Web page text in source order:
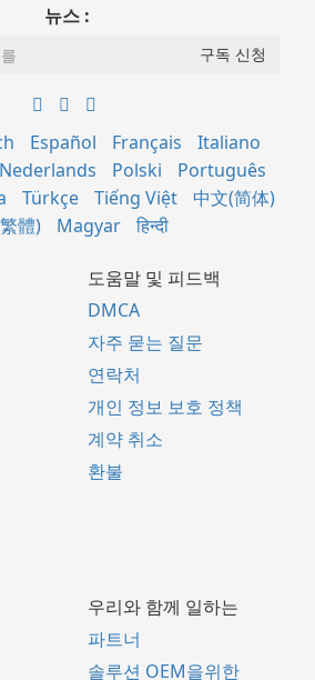
뉴스 :
Español Français
Italiano
Nederlands Polski
Português
Türkçe Tiếng Việt
中文(简体)
體)
Magyar हिन्दी
도움말 및 피드백
DMCA
자주 묻는 질문
연락처
개인 정보 보호 정책
계약 취소
환불
우리와 함께 일하는
파트너
솔루션 OEM을위한